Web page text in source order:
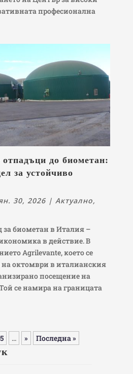
професионална
отпадъци до биометан:
за устойчиво
30, 2026| Актуално,
за биометан в Италия –
в действие. В
Agrilevante, което се
на октомври в италианския
посещение на
се намира на границата
5 ... » Последна »